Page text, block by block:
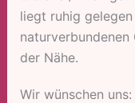
liegt ruhig
naturverbundenen
der Nähe.
Wir wünschen uns: